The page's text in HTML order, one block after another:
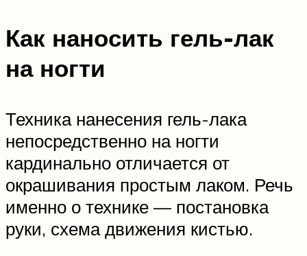
Как наносить гель-лак
на ногти
Техника нанесения гель-лака
непосредственно на ногти
кардинально отличается от
окрашивания простым лаком. Речь
именно о технике — постановка
руки, схема движения кистью.